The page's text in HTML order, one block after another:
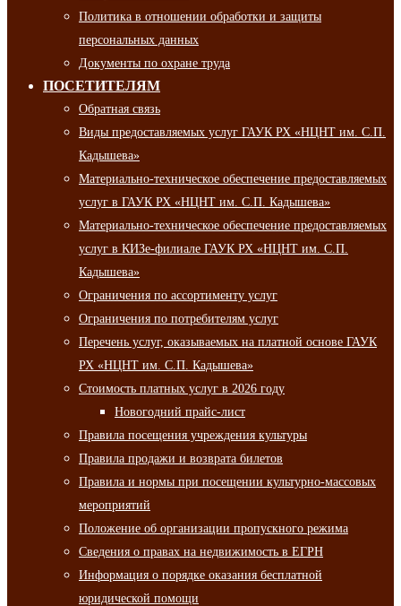
Политика в отношении обработки и защиты
персональных данных
Документы по охране труда
ПОСЕТИТЕЛЯМ
Обратная связь
Виды предоставляемых услуг ГАУК РХ «НЦНТ им. С.П.
Кадышева»
Материально-техническое обеспечение предоставляемых
услуг в ГАУК РХ «НЦНТ им. С.П. Кадышева»
Материально-техническое обеспечение предоставляемых
услуг в КИЗе-филиале ГАУК РХ «НЦНТ им. С.П.
Кадышева»
Ограничения по ассортименту услуг
Ограничения по потребителям услуг
Перечень услуг, оказываемых на платной основе ГАУК
РХ «НЦНТ им. С.П. Кадышева»
Стоимость платных услуг в 2026 году
Новогодний прайс-лист
Правила посещения учреждения культуры
Правила продажи и возврата билетов
Правила и нормы при посещении культурно-массовых
мероприятий
Положение об организации пропускного режима
Сведения о правах на недвижимость в ЕГРН
Информация о порядке оказания бесплатной
юридической помощи